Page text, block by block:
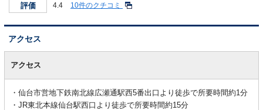
評価 4.4 10件のクチコミ
アクセス
アクセス
仙台市営地下鉄南北線広瀬通駅西5番出口より徒歩で所要時間約1分
JR東北本線仙台駅西口より徒歩で所要時間約15分